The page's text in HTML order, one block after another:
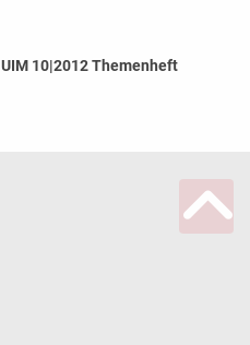
UIM 10|2012 Themenheft